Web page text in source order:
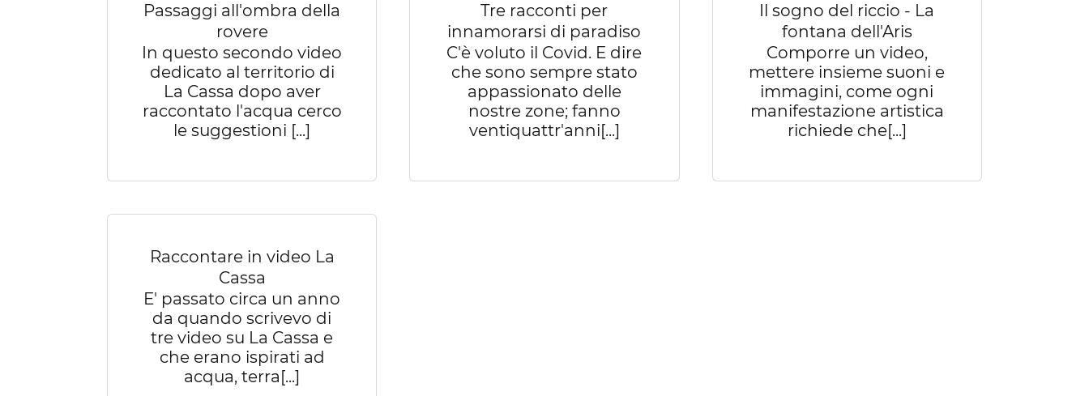
Passaggi all'ombra della
rovere
In questo secondo video
dedicato al territorio di
La Cassa dopo aver
raccontato l'acqua cerco
le suggestioni [...]
Tre racconti per
innamorarsi di paradiso
C'è voluto il Covid. E dire
che sono sempre stato
appassionato delle
nostre zone; fanno
ventiquattr'anni[...]
Il sogno del riccio - La
fontana dell'Aris
Comporre un video,
mettere insieme suoni e
immagini, come ogni
manifestazione artistica
richiede che[...]
Raccontare in video La
Cassa
E' passato circa un anno
da quando scrivevo di
tre video su La Cassa e
che erano ispirati ad
acqua, terra[...]